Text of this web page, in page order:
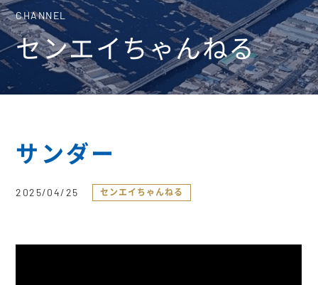
CHANNEL
センエイちゃんねる
サンダー
2025/04/25 センエイちゃんねる